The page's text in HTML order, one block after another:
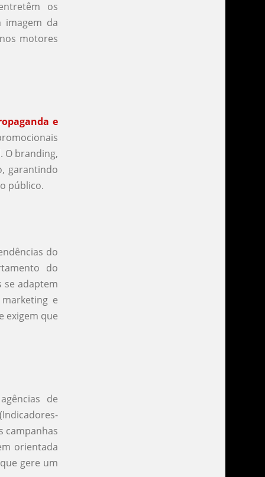
os
imagem da
motores
e
O branding,
garantindo
público.
do
do
se adaptem
e
exigem que
de
campanhas
orientada
gere um